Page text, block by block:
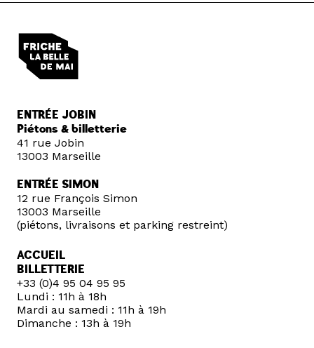
ENTRÉE JOBIN
Piétons & billetterie
41 rue Jobin
13003 Marseille
ENTRÉE SIMON
12 rue François Simon
13003 Marseille
(piétons, livraisons et parking restreint)
ACCUEIL
BILLETTERIE
+33 (0)4 95 04 95 95
Lundi : 11h à 18h
Mardi au samedi : 11h à 19h
Dimanche : 13h à 19h